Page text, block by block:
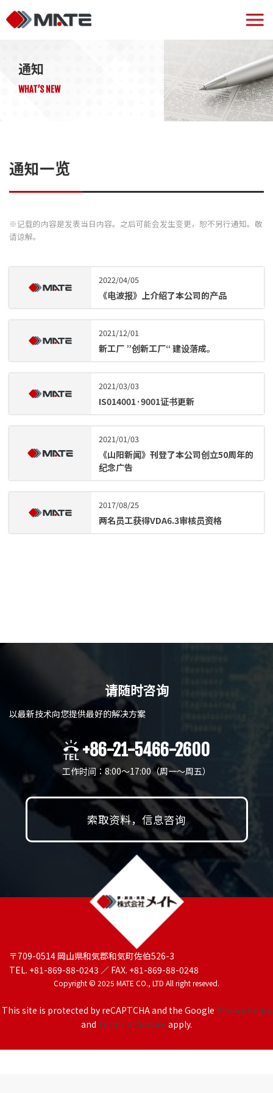
通知
WHAT’S NEW
通知一览
※记载的内容是发表当日内容。之后可能会发生变更，恕不另行通知。敬
请谅解。
2022/04/05
《电波报》上介绍了本公司的产品
2021/12/01
新工厂 ”创新工厂“ 建设落成。
2021/03/03
IS014001·9001证书更新
2021/01/03
《山阳新闻》刊登了本公司创立50周年的
纪念广告
2017/08/25
两名员工获得VDA6.3审核员资格
请随时咨询
以最新技术向您提供最好的解决方案
+86-21-5466-2600
工作时间：8:00～17:00（周一〜周五）
索取资料，信息咨询
〒709-0514 岡山県和気郡和気町佐伯526-3
TEL. +81-869-88-0243 ／ FAX. +81-869-88-0248
Copyright © 2025 MATE CO., LTD All right reseved.
This site is protected by reCAPTCHA and the Google Privacy Policy
and Terms of Service apply.